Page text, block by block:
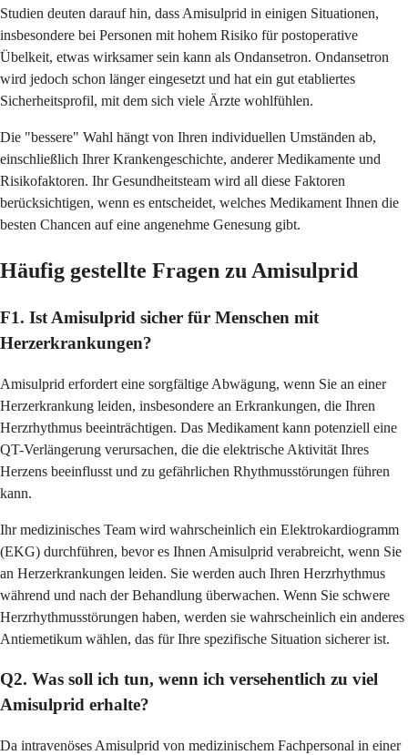
Studien deuten darauf hin, dass Amisulprid in einigen Situationen,
insbesondere bei Personen mit hohem Risiko für postoperative
Übelkeit, etwas wirksamer sein kann als Ondansetron. Ondansetron
wird jedoch schon länger eingesetzt und hat ein gut etabliertes
Sicherheitsprofil, mit dem sich viele Ärzte wohlfühlen.
Die "bessere" Wahl hängt von Ihren individuellen Umständen ab,
einschließlich Ihrer Krankengeschichte, anderer Medikamente und
Risikofaktoren. Ihr Gesundheitsteam wird all diese Faktoren
berücksichtigen, wenn es entscheidet, welches Medikament Ihnen die
besten Chancen auf eine angenehme Genesung gibt.
Häufig gestellte Fragen zu Amisulprid
F1. Ist Amisulprid sicher für Menschen mit
Herzerkrankungen?
Amisulprid erfordert eine sorgfältige Abwägung, wenn Sie an einer
Herzerkrankung leiden, insbesondere an Erkrankungen, die Ihren
Herzrhythmus beeinträchtigen. Das Medikament kann potenziell eine
QT-Verlängerung verursachen, die die elektrische Aktivität Ihres
Herzens beeinflusst und zu gefährlichen Rhythmusstörungen führen
kann.
Ihr medizinisches Team wird wahrscheinlich ein Elektrokardiogramm
(EKG) durchführen, bevor es Ihnen Amisulprid verabreicht, wenn Sie
an Herzerkrankungen leiden. Sie werden auch Ihren Herzrhythmus
während und nach der Behandlung überwachen. Wenn Sie schwere
Herzrhythmusstörungen haben, werden sie wahrscheinlich ein anderes
Antiemetikum wählen, das für Ihre spezifische Situation sicherer ist.
Q2. Was soll ich tun, wenn ich versehentlich zu viel
Amisulprid erhalte?
Da intravenöses Amisulprid von medizinischem Fachpersonal in einer